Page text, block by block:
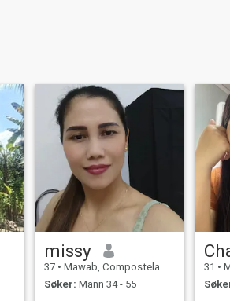
missy
37 • Mawab, Compostela Valley, Filippinene
Søker: Mann 34 - 55
31 •